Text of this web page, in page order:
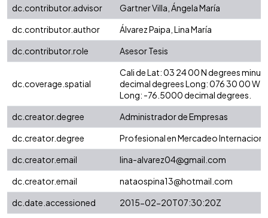
dc.contributor.advisor
Gartner Villa, Ángela María
dc.contributor.author
Álvarez Paipa, Lina María
dc.contributor.role
Asesor Tesis
dc.coverage.spatial
Cali de Lat: 03 24 00 N degrees
decimal degrees Long: 076 30 00 W
Long: -76.5000 decimal degrees.
dc.creator.degree
Administrador de Empresas
dc.creator.degree
Profesional en Mercadeo
dc.creator.email
lina-alvarez04@gmail.com
dc.creator.email
nataospina13@hotmail.com
dc.date.accessioned
2015-02-20T07:30:20Z